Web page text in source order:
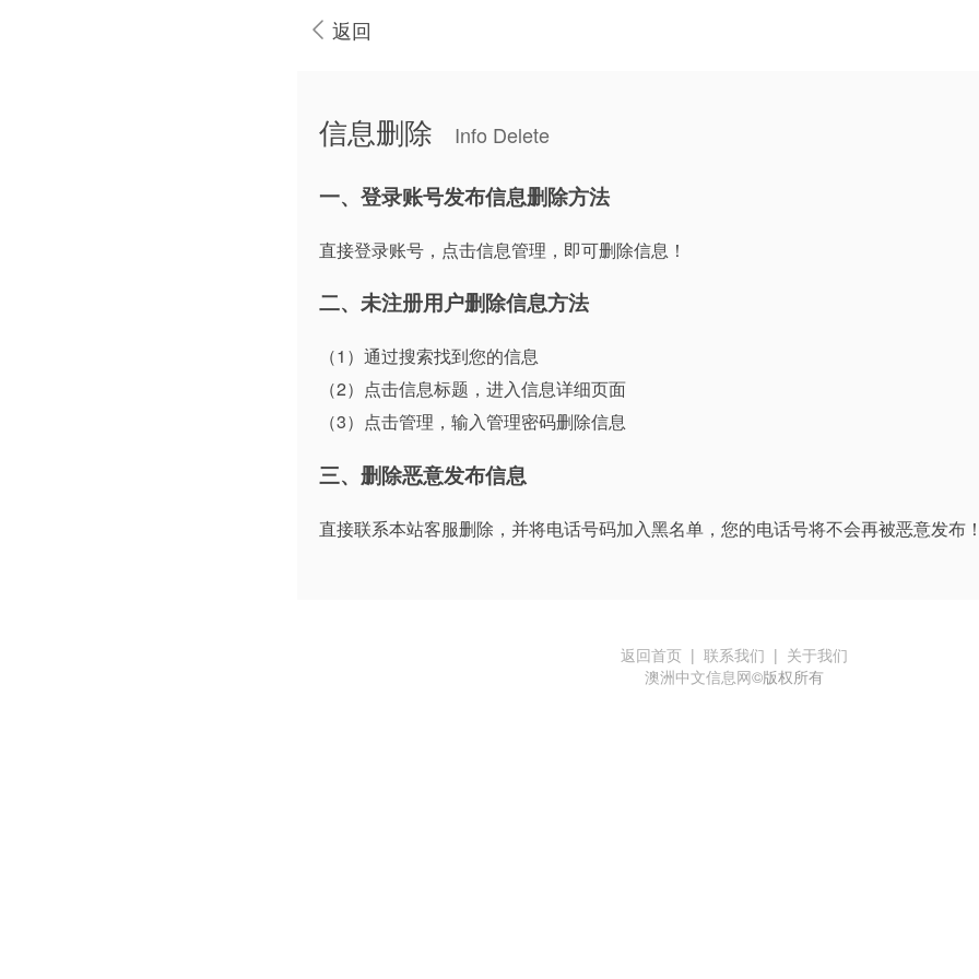
返回
信息删除 Info Delete
一、登录账号发布信息删除方法
直接登录账号，点击信息管理，即可删除信息！
二、未注册用户删除信息方法
（1）通过搜索找到您的信息
（2）点击信息标题，进入信息详细页面
（3）点击管理，输入管理密码删除信息
三、删除恶意发布信息
直接联系本站客服删除，并将电话号码加入黑名单，您的电话号将不会再被恶意发布
返回首页 | 联系我们 | 关于我们
澳洲中文信息网©版权所有